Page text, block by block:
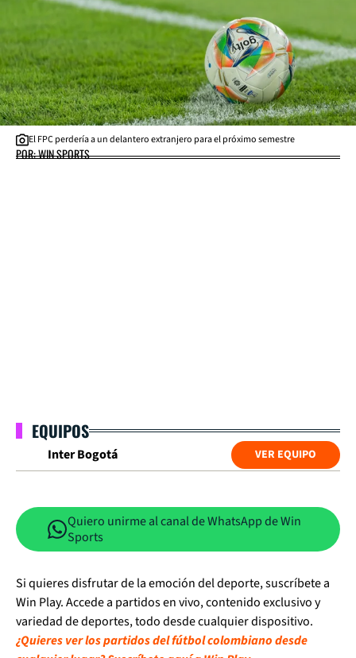
El FPC perdería a un delantero extranjero para el próximo semestre
POR: WIN SPORTS
EQUIPOS
Inter Bogotá VER EQUIPO
Quiero unirme al canal de WhatsApp de Win
Sports
Si quieres disfrutar de la emoción del deporte, suscríbete a
Win Play. Accede a partidos en vivo, contenido exclusivo y
variedad de deportes, todo desde cualquier dispositivo.
¿Quieres ver los partidos del fútbol colombiano desde